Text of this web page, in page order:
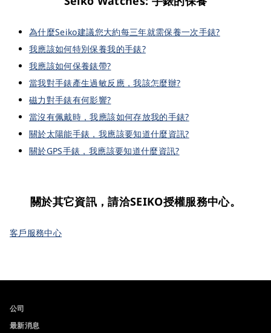
為什麼Seiko建議您大約每三年就需保養一次手錶?
我應該如何特別保養我的手錶?
我應該如何保養錶帶?
當我對手錶產生過敏反應，我該怎麼辦?
磁力對手錶有何影響?
當沒有佩戴時，我應該如何存放我的手錶?
關於太陽能手錶，我應該要知道什麼資訊?
關於GPS手錶，我應該要知道什麼資訊?
關於其它資訊，請洽SEIKO授權服務中心。
客戶服務中心
公司
最新消息